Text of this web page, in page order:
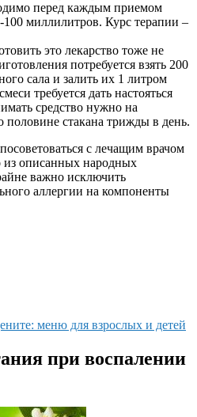
перед каждым приемом
миллилитров. Курс терапии –
это лекарство тоже не
потребуется взять 200
сала и залить их 1 литром
требуется дать настояться
средство нужно на
половине стакана трижды в день.
с лечащим врачом
описанных народных
важно исключить
аллергии на компоненты
меню для взрослых и детей
при воспалении